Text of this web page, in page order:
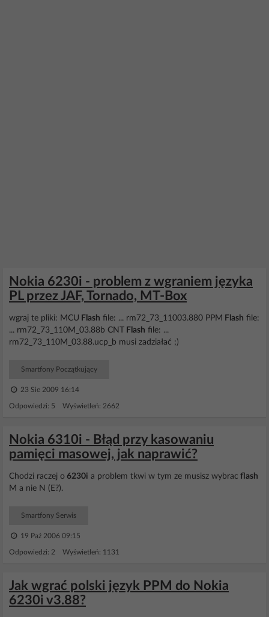
Nokia 6230i - problem z wgraniem języka
PL przez JAF, Tornado, MT-Box
wgraj te pliki: MCU Flash file: ... rm72_73_11003.880 PPM Flash file:
... rm72_73_110M_03.88b CNT
Flash file: ...
rm72_73_110M_03.88.ucp_b musi zadziałać ;)
Smartfony Początkujący
23 Sie 2009 16:14
Odpowiedzi: 5 Wyświetleń: 2662
Nokia 6310i - Błąd przy kasowaniu
pamięci masowej, jak naprawić?
Chodzi raczej o 6230i a problem tkwi w tym ze musisz wybrac flash
M a nie N (E?).
Smartfony Serwis
19 Paź 2006 09:15
Odpowiedzi: 2 Wyświetleń: 1131
Jak wgrać polski język PPM do Nokia
6230i v3.88?